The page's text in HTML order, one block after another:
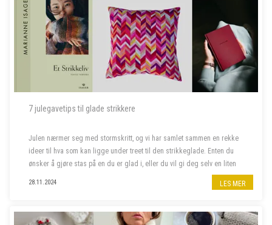
7 julegavetips til glade strikkere
Julen nærmer seg med stormskritt, og vi har samlet sammen en rekke
ideer til hva som kan ligge under treet til den strikkeglade. Enten du
ønsker å gjøre stas på en du er glad i, eller du vil gi deg selv en liten
28.11.2024 LES MER